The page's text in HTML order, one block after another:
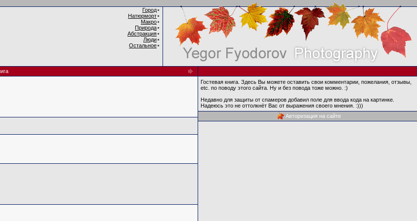
Город
Натюрморт
Макро
Природа
Абстракция
Люди
Остальное
Гостевая книга. Здесь Вы можете оставить свои комментарии, пожелания, отзывы,
etc. по поводу этого сайта. Ну и без повода тоже можно. :)
Недавно для защиты от спамеров добавил поле для ввода кода на картинке.
Надеюсь это не оттолкнёт Вас от выражения своего мнения. :)))
Авторизация на сайте